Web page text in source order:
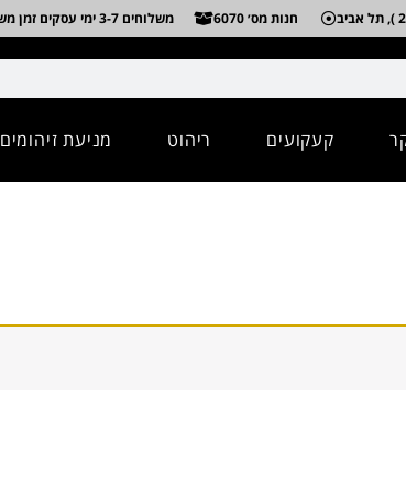
חנות מס׳ 6070 משלוחים 3-7 ימי עסקים זמן משוער בלבד
קעקועים ריהוט מניעת זיהומים